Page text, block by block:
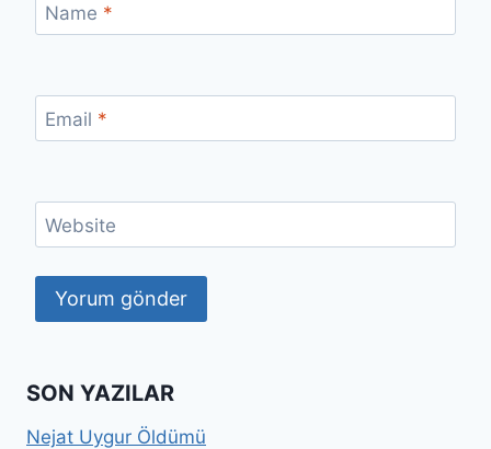
Name *
Email *
Website
SON YAZILAR
Nejat Uygur Öldümü